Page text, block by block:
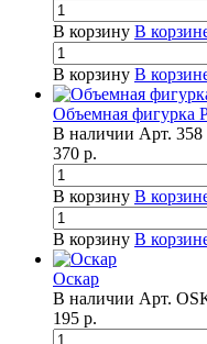
В корзину В
В корзину В
Объемная фигурка
В наличии Арт. 358
370 р.
В корзину В
В корзину В
Оскар
В наличии Арт.
195 р.